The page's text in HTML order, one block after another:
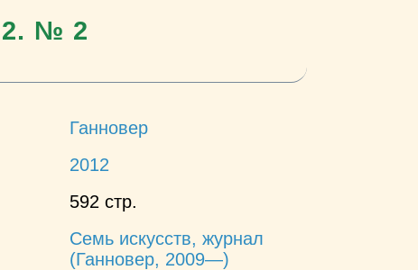
№ 2
Ганновер
2012
592 стр.
Семь искусств, журнал
(Ганновер, 2009—)